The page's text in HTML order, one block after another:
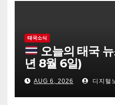
태국소식
오늘의 태국
년 8월 6일)
AUG 6, 2026 디지털